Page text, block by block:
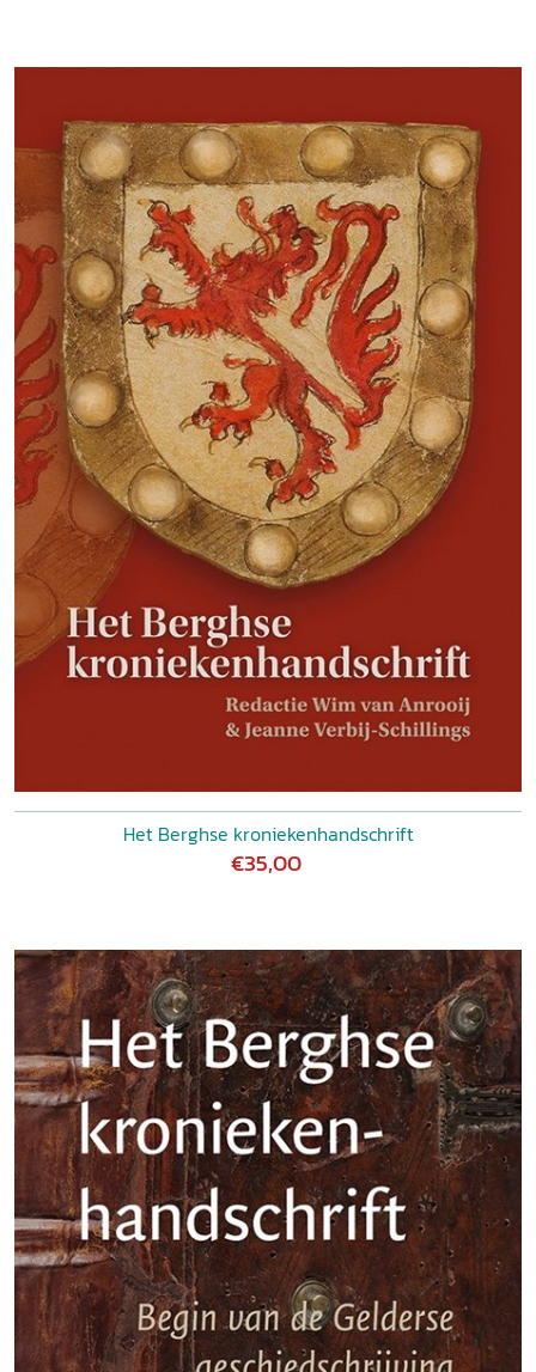
Het Berghse kroniekenhandschrift
€35,00